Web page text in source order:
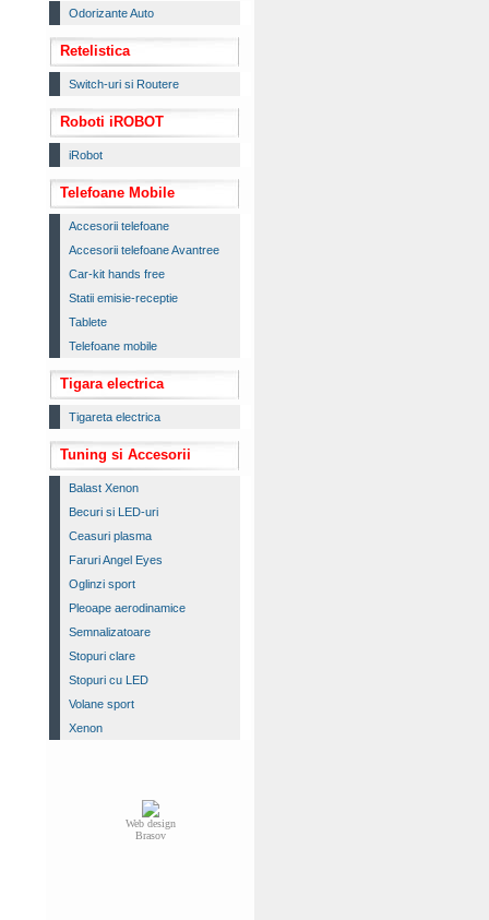
Odorizante Auto
Retelistica
Switch-uri si Routere
Roboti iROBOT
iRobot
Telefoane Mobile
Accesorii telefoane
Accesorii telefoane Avantree
Car-kit hands free
Statii emisie-receptie
Tablete
Telefoane mobile
Tigara electrica
Tigareta electrica
Tuning si Accesorii
Balast Xenon
Becuri si LED-uri
Ceasuri plasma
Faruri Angel Eyes
Oglinzi sport
Pleoape aerodinamice
Semnalizatoare
Stopuri clare
Stopuri cu LED
Volane sport
Xenon
Web design
Brasov